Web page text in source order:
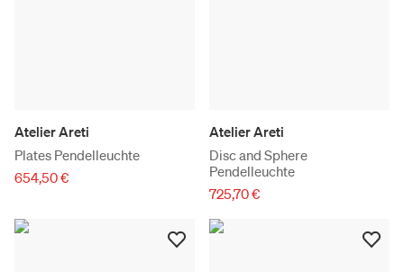
Atelier Areti
Plates Pendelleuchte
654,50 €
Atelier Areti
Disc and Sphere
Pendelleuchte
725,70 €